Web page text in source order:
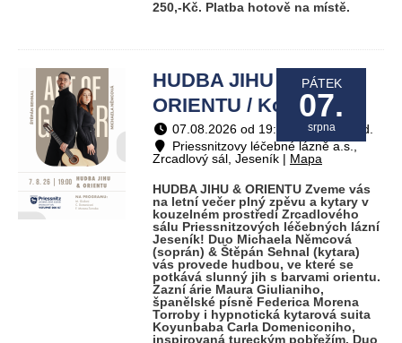
250,-Kč. Platba hotově na místě.
PÁTEK
07.
srpna
HUDBA JIHU &
ORIENTU / Koncerty
07.08.2026 od 19:00 do 20:30 hod.
Priessnitzovy léčebné lázně a.s.,
Zrcadlový sál, Jeseník | Mapa
HUDBA JIHU & ORIENTU Zveme vás
na letní večer plný zpěvu a kytary v
kouzelném prostředí Zrcadlového
sálu Priessnitzových léčebných lázní
Jeseník! Duo Michaela Němcová
(soprán) & Štěpán Sehnal (kytara)
vás provede hudbou, ve které se
potkává slunný jih s barvami orientu.
Zazní árie Maura Giulianiho,
španělské písně Federica Morena
Torroby i hypnotická kytarová suita
Koyunbaba Carla Domeniconiho,
inspirovaná tureckým pobřežím. Duo